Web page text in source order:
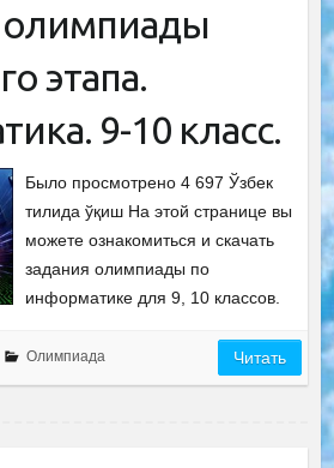
этапа.
9-10 класс.
Было просмотрено 4 697 Ўзбек
тилида ўқиш На этой странице вы
можете ознакомиться и скачать
задания олимпиады по
информатике для 9, 10 классов.
Олимпиада Читать